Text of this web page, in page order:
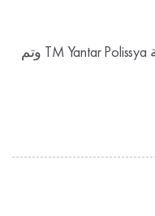
* - هذه الصور مملوكة لشركة TM Yantar Polissya وتم